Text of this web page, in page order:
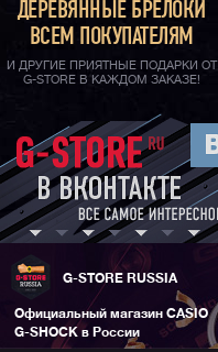
ДЕРЕВЯННЫЕ БРЕЛОКИ
ВСЕМ ПОКУПАТЕЛЯМ
И ДРУГИЕ ПРИЯТНЫЕ ПОДАРКИ ОТ
G-STORE В КАЖДОМ ЗАКАЗЕ!
G-STORE RUSSIA
Официальный магазин CASIO
G-SHOCK в России